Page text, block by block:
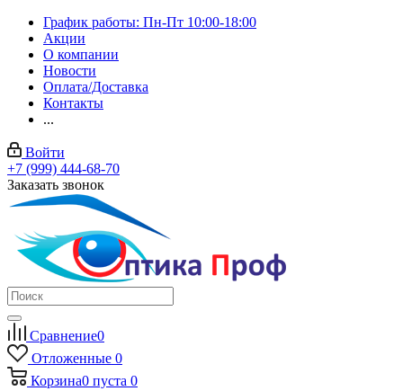
График работы: Пн-Пт 10:00-18:00
Акции
О компании
Новости
Оплата/Доставка
Контакты
...
Войти
+7 (999) 444-68-70
Заказать звонок
Сравнение0
Отложенные 0
Корзина0 пуста 0